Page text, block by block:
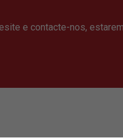
e contacte-nos,